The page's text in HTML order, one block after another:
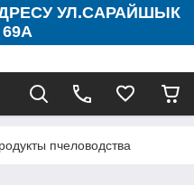
УЛ.САРАЙШЫК
пчеловодства